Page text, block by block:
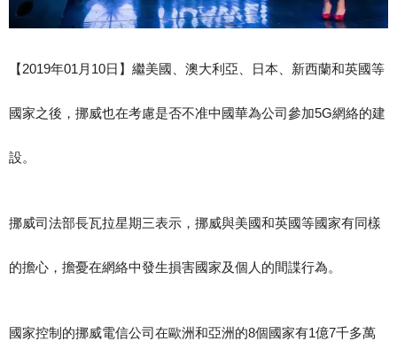
【2019年01月10日】繼美國、澳大利亞、日本、新西蘭和英國等
國家之後，挪威也在考慮是否不准中國華為公司參加5G網絡的建
設。
挪威司法部長瓦拉星期三表示，挪威與美國和英國等國家有同樣
的擔心，擔憂在網絡中發生損害國家及個人的間諜行為。
國家控制的挪威電信公司在歐洲和亞洲的8個國家有1億7千多萬